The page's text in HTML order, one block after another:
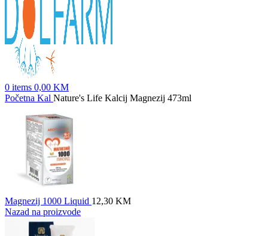
0 items 0,00 KM
Početna Kal Nature's Life Kalcij Magnezij 473ml
Magnezij 1000 Liquid 12,30 KM
Nazad na proizvode